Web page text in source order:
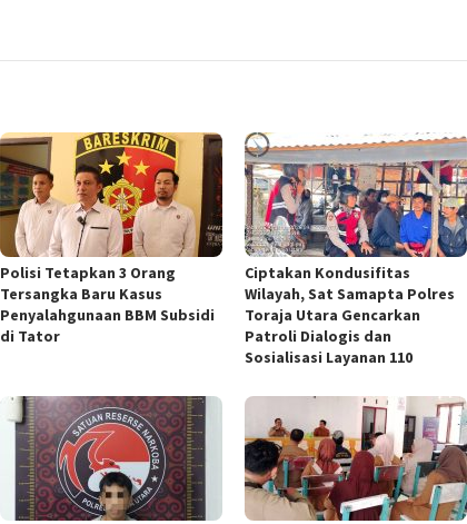
Polisi Tetapkan 3 Orang
Tersangka Baru Kasus
Penyalahgunaan BBM Subsidi
di Tator
Ciptakan Kondusifitas
Wilayah, Sat Samapta Polres
Toraja Utara Gencarkan
Patroli Dialogis dan
Sosialisasi Layanan 110